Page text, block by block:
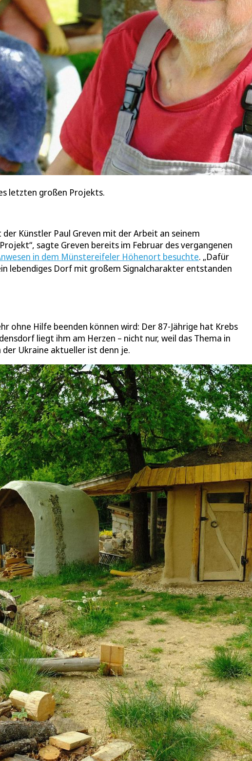
letzten großen Projekts.
Künstler Paul Greven mit der Arbeit an seinem
sagte Greven bereits im Februar des vergangenen
in dem Münstereifeler Höhenort besuchte. „Dafür
lebendiges Dorf mit großem Signalcharakter entstanden
ohne Hilfe beenden können wird: Der 87-Jährige hat Krebs
liegt ihm am Herzen – nicht nur, weil das Thema in
Ukraine aktueller ist denn je.